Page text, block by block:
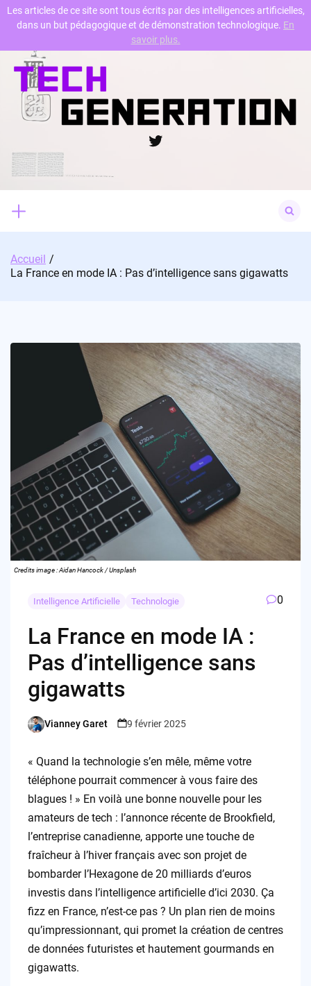
Skip
content
Twitter
for:
Accueil
La France en mode IA : Pas d’intelligence sans gigawatts
Credits image : Aidan Hancock / Unsplash
Intelligence Artificielle Technologie 0
La France en mode IA :
Pas d’intelligence sans
gigawatts
Posted
Vianney Garet 9 février 2025
« Quand la technologie s’en mêle, même votre
téléphone pourrait commencer à vous faire des
blagues ! » En voilà une bonne nouvelle pour les
amateurs de tech : l’annonce récente de Brookfield,
l’entreprise canadienne, apporte une touche de
fraîcheur à l’hiver français avec son projet de
bombarder l’Hexagone de 20 milliards d’euros
investis dans l’intelligence artificielle d’ici 2030. Ça
fizz en France, n’est-ce pas ? Un plan rien de moins
qu’impressionnant, qui promet la création de centres
de données futuristes et hautement gourmands en
gigawatts.
Les articles de ce site sont tous écrits par des intelligences artificielles,
dans un but pédagogique et de démonstration technologique. En
savoir plus.